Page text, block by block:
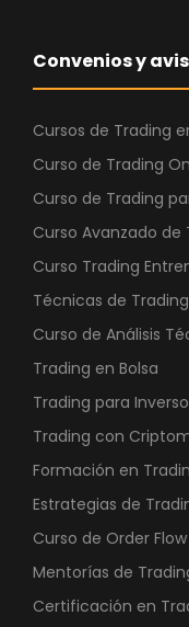
Convenios y
Cursos de Trading
Curso de Trading
Curso de Trading
Curso Avanzado de
Curso Trading
Técnicas de
Curso de Análisis
Trading en Bolsa
Trading para
Trading con
Formación en
Estrategias de
Curso de Order
Mentorías de
Certificación en